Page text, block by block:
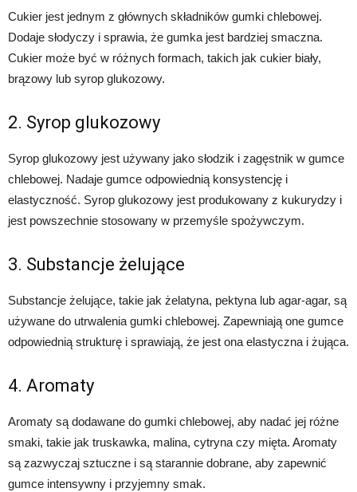
Cukier jest jednym z głównych składników gumki chlebowej.
Dodaje słodyczy i sprawia, że ​​gumka jest bardziej smaczna.
Cukier może być w różnych formach, takich jak cukier biały,
brązowy lub syrop glukozowy.
2. Syrop glukozowy
Syrop glukozowy jest używany jako słodzik i zagęstnik w gumce
chlebowej. Nadaje gumce odpowiednią konsystencję i
elastyczność. Syrop glukozowy jest produkowany z kukurydzy i
jest powszechnie stosowany w przemyśle spożywczym.
3. Substancje żelujące
Substancje żelujące, takie jak żelatyna, pektyna lub agar-agar, są
używane do utrwalenia gumki chlebowej. Zapewniają one gumce
odpowiednią strukturę i sprawiają, że ​​jest ona elastyczna i żująca.
4. Aromaty
Aromaty są dodawane do gumki chlebowej, aby nadać jej różne
smaki, takie jak truskawka, malina, cytryna czy mięta. Aromaty
są zazwyczaj sztuczne i są starannie dobrane, aby zapewnić
gumce intensywny i przyjemny smak.